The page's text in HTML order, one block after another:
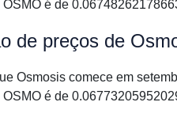
OSMO é de
de preços de
Osmosis comece em
OSMO é de